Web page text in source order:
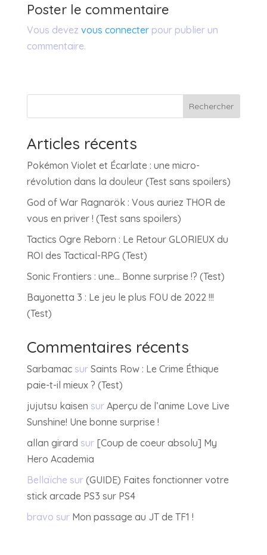
Poster le commentaire
Vous devez vous connecterpour publier un
commentaire.
Rechercher
Articles récents
Pokémon Violet et Écarlate : une micro-
révolution dans la douleur (Test sans spoilers)
God of War Ragnarök : Vous auriez THOR de
vous en priver ! (Test sans spoilers)
Tactics Ogre Reborn : Le Retour GLORIEUX du
ROI des Tactical-RPG (Test)
Sonic Frontiers : une… Bonne surprise !? (Test)
Bayonetta 3 : Le jeu le plus FOU de 2022 !!!
(Test)
Commentaires récents
Sarbamacsur Saints Row : Le Crime Éthique
paie-t-il mieux ? (Test)
jujutsu kaisen sur Aperçu de l’anime Love Live
Sunshine! Une bonne surprise !
allan girard sur [Coup de coeur absolu] My
Hero Academia
Bellaïche sur (GUIDE) Faites fonctionner votre
stick arcade PS3 sur PS4
bravo sur Mon passage au JT de TF1 !